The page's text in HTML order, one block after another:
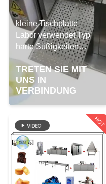
TRETEN
SIE
MIT
UNS
VERBINDUNG
NACHRICHTEN
FORDERN
SIE
kleine Tischplatte
Labor verwendet Typ
harte Süßigkeiten
machen Kupfer Roller
Cutter Süßigkeiten
Formmaschine
TRETEN SIE MIT
UNS IN
VERBINDUNG
HOT